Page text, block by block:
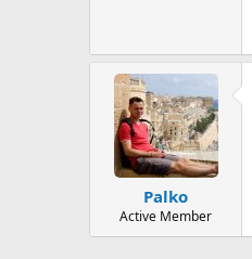
Palko
Active Member